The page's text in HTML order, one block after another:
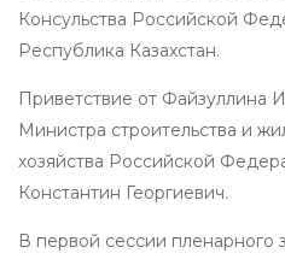
Консульства Российской
Республика Казахстан.
Приветствие от Файзуллина
Министра строительства и
хозяйства Российской
Константин Георгиевич.
В первой сессии пленарного